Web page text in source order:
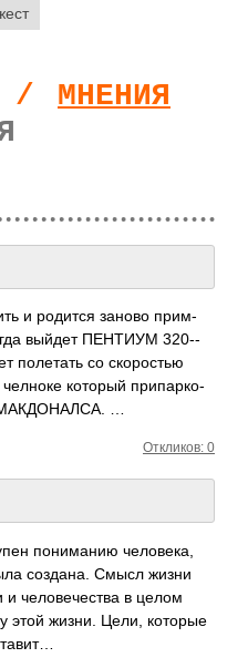
/
МНЕНИЯ
и родится заново прим­
выйдет ПЕНТИУМ 320-­
поле­тать со скор­остью
который прип­арко­
МАКД­ОНАЛ­СА. …
Откликов: 0
пони­манию чело­века,
созд­ана. Смысл жизни
и чело­вече­ства в целом
этой жизни. Цели, которые